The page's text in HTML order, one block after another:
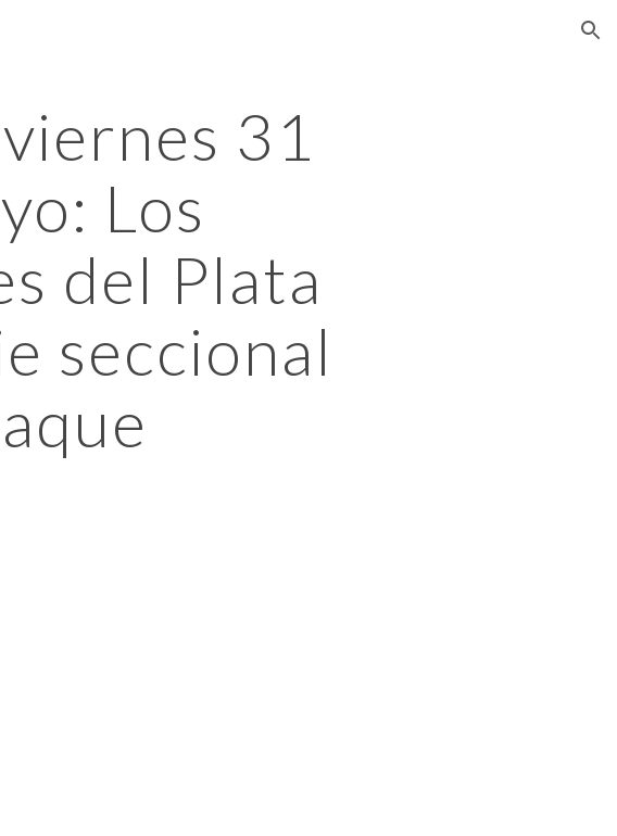
31
Los
del Plata
seccional